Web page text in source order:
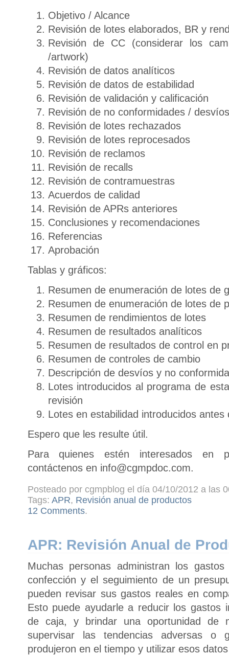
Objetivo / Alcance
Revisión de lotes elaborados, BR y
Revisión de CC (considerar los
/artwork)
Revisión de datos analíticos
Revisión de datos de estabilidad
Revisión de validación y calificación
Revisión de no conformidades / desvíos
Revisión de lotes rechazados
Revisión de lotes reprocesados
Revisión de reclamos
Revisión de recalls
Revisión de contramuestras
Acuerdos de calidad
Revisión de APRs anteriores
Conclusiones y recomendaciones
Referencias
Aprobación
Tablas y gráficos:
Resumen de enumeración de lotes de
Resumen de enumeración de lotes de
Resumen de rendimientos de lotes
Resumen de resultados analíticos
Resumen de resultados de control en
Resumen de controles de cambio
Descripción de desvíos y no
Lotes introducidos al programa de
revisión
Lotes en estabilidad introducidos antes
Espero que les resulte útil.
Para quienes estén interesados en
contáctenos en info@cgmpdoc.com.
Posteado por cgmpblog el día 04/10/2012 a las
Tags: APR, Revisión anual de productos
12 Comments.
APR: Revisión Anual de
Muchas personas administran los
confección y el seguimiento de un
pueden revisar sus gastos reales en
Esto puede ayudarle a reducir los gastos
de caja, y brindar una oportunidad de
supervisar las tendencias adversas o
produjeron en el tiempo y utilizar esos